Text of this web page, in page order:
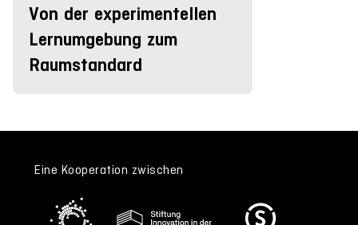
Von der experimentellen
Lernumgebung zum
Raumstandard
Eine Kooperation zwischen